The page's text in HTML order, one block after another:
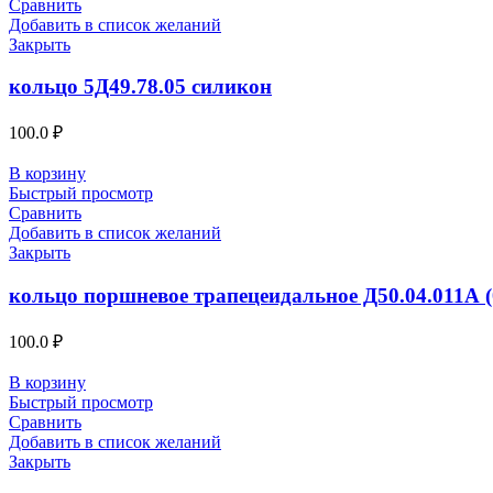
Сравнить
Добавить в список желаний
Закрыть
кольцо 5Д49.78.05 силикон
100.0 ₽
В корзину
Быстрый просмотр
Сравнить
Добавить в список желаний
Закрыть
кольцо поршневое трапецеидальное Д50.04.011А
100.0 ₽
В корзину
Быстрый просмотр
Сравнить
Добавить в список желаний
Закрыть